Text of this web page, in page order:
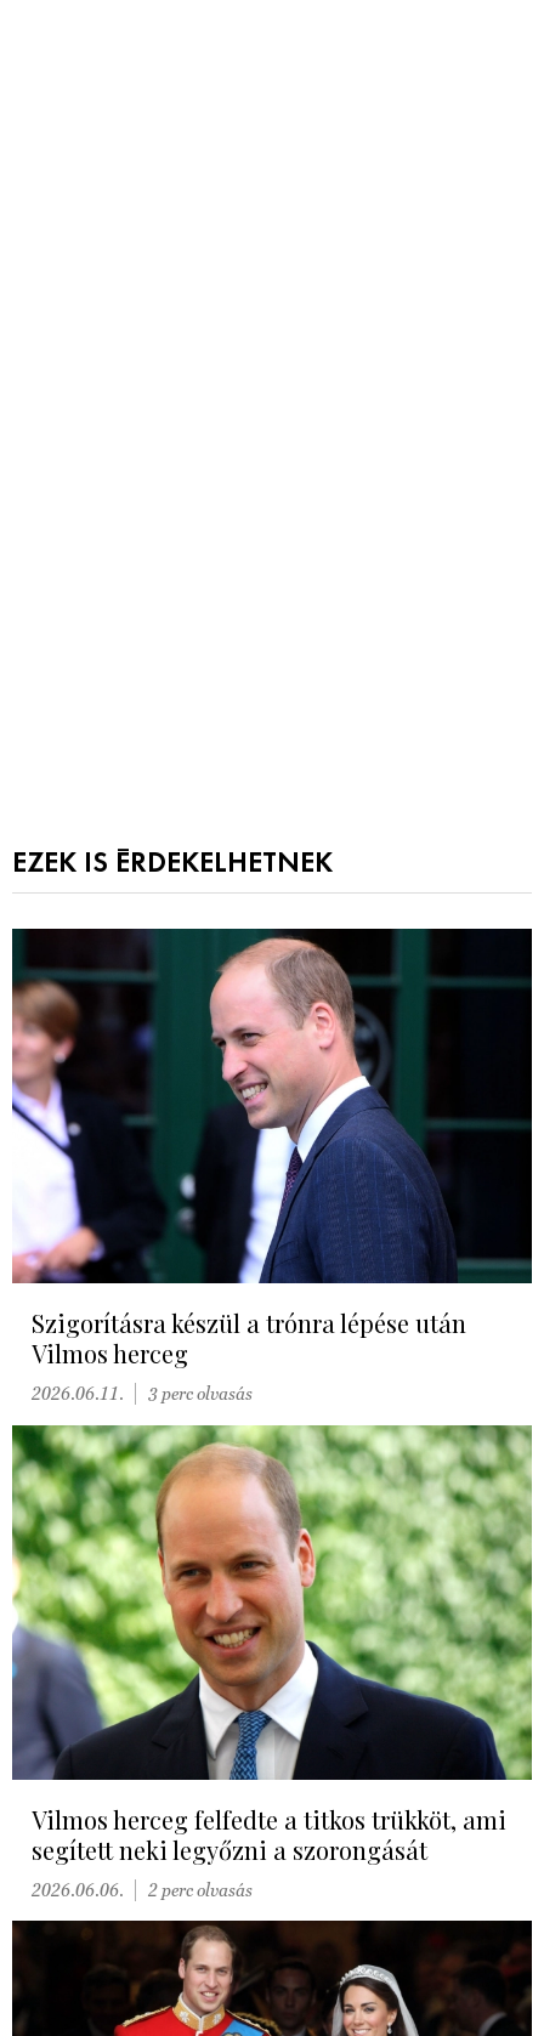
EZEK IS ÉRDEKELHETNEK
Szigorításra készül a trónra lépése után
Vilmos herceg
2026.06.11. 3 perc olvasás
Vilmos herceg felfedte a titkos trükköt, ami
segített neki legyőzni a szorongását
2026.06.06. 2 perc olvasás